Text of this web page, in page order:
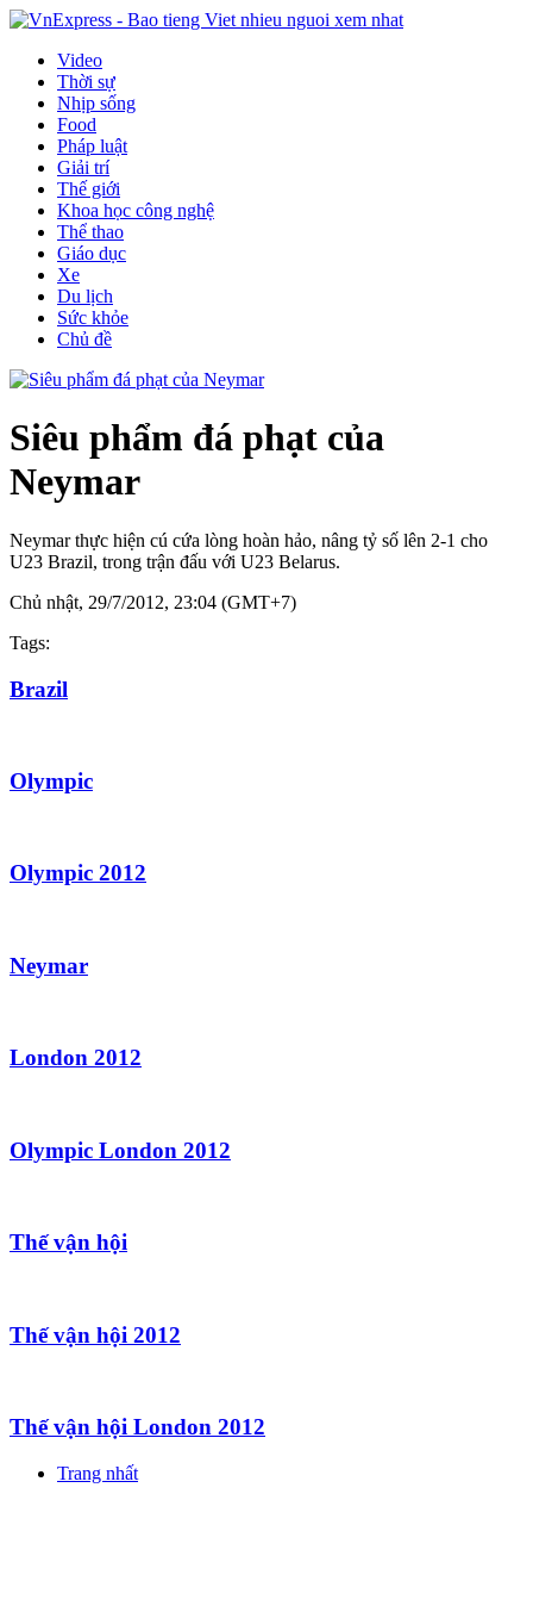
Video
Thời sự
Nhịp sống
Food
Pháp luật
Giải trí
Thế giới
Khoa học công nghệ
Thể thao
Giáo dục
Xe
Du lịch
Sức khỏe
Chủ đề
Siêu phẩm đá phạt của
Neymar
Neymar thực hiện cú cứa lòng hoàn hảo, nâng tỷ số lên 2-1 cho
U23 Brazil, trong trận đấu với U23 Belarus.
Chủ nhật, 29/7/2012, 23:04 (GMT+7)
Tags:
Brazil
Olympic
Olympic 2012
Neymar
London 2012
Olympic London 2012
Thế vận hội
Thế vận hội 2012
Thế vận hội London 2012
Trang nhất